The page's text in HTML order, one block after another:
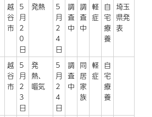
越
谷
市
5
月
2
0
日
発熱
5
月
2
4
日
調
査
中
調
査
中
軽
症
自
宅
療
養
埼玉
県発
表
越
谷
市
5
月
2
3
日
発
熱、
嘔気
5
月
2
4
日
調
査
中
同
居
家
族
軽
症
自
宅
療
養